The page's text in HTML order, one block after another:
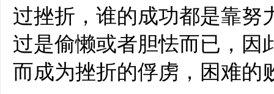
过挫折，谁的成功都是靠努
过是偷懒或者胆怯而已，因
而成为挫折的俘虏，困难的